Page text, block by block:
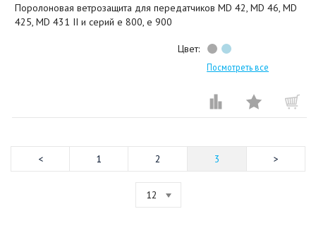
Поролоновая ветрозащита для передатчиков MD 42, MD 46, MD
425, MD 431 II и серий e 800, e 900
Цвет:
Посмотреть все
1 2 3
12